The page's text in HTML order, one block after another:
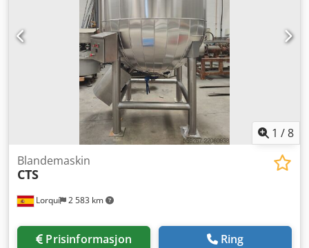
1 /8
Lorquí 2 583 km
Blandemaskin
CTS
Prisinformasjon Ring